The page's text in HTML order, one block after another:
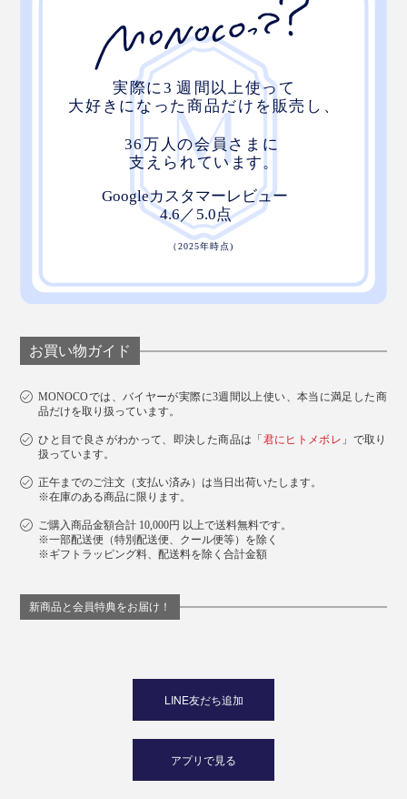
お買い物ガイド
MONOCOでは、バイヤーが実際に3週間以上使い、本当に満足した商
品だけを取り扱っています。
ひと目で良さがわかって、即決した商品は「 君にヒトメボレ 」で取り
扱っています。
正午までのご注文（支払い済み）は当日出荷いたします。
※在庫のある商品に限ります。
ご購入商品金額合計 10,000円 以上で送料無料です。
※一部配送便（特別配送便、クール便等）を除く
※ギフトラッピング料、配送料を除く合計金額
新商品と会員特典をお届け！
LINE友だち追加
アプリで見る